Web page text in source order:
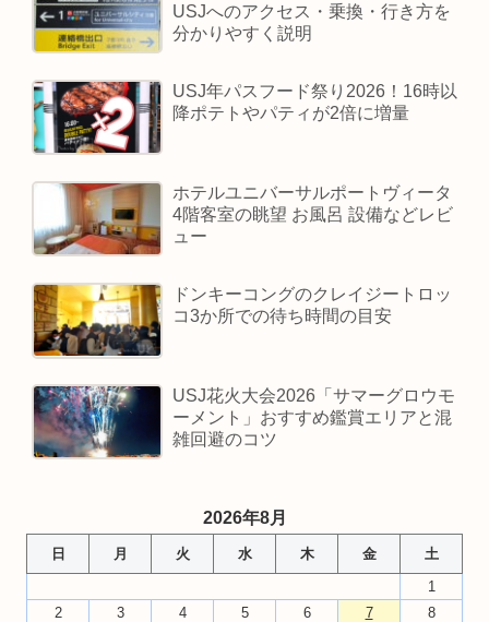
USJへのアクセス・乗換・行き方を
分かりやすく説明
USJ年パスフード祭り2026！16時以
降ポテトやパティが2倍に増量
ホテルユニバーサルポートヴィータ
4階客室の眺望 お風呂 設備などレビ
ュー
ドンキーコングのクレイジートロッ
コ3か所での待ち時間の目安
USJ花火大会2026「サマーグロウモ
ーメント」おすすめ鑑賞エリアと混
雑回避のコツ
2026年8月
日 月 火 水 木 金
土
1
2
3 4 5 6 7
8